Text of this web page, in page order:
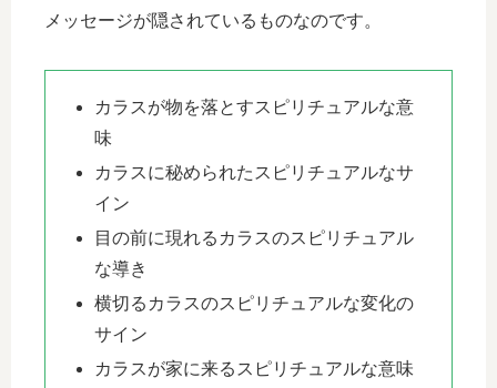
メッセージが隠されているものなのです。
カラスが物を落とすスピリチュアルな意
味
カラスに秘められたスピリチュアルなサ
イン
目の前に現れるカラスのスピリチュアル
な導き
横切るカラスのスピリチュアルな変化の
サイン
カラスが家に来るスピリチュアルな意味